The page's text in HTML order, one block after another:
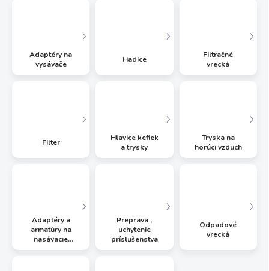
Adaptéry na
vysávače
Hadice
Filtračné
vrecká
Filter
Hlavice kefiek
a trysky
Tryska na
horúci vzduch
Adaptéry a
armatúry na
nasávacie
hadice
Preprava ,
uchytenie
príslušenstva
Odpadové
vrecká